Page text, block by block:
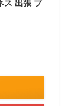
ス 出張 ブ